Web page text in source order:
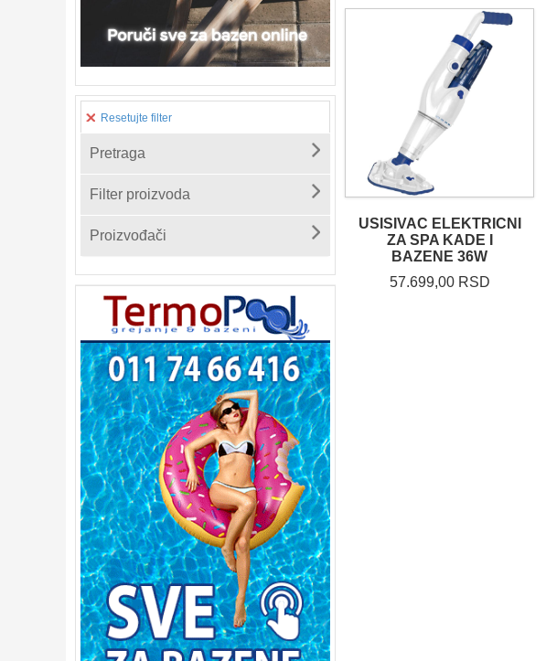
Resetujte filter
Pretraga
Filter proizvoda
Proizvođači
USISIVAC ELEKTRICNI
ZA SPA KADE I
BAZENE 36W
57.699,00 RSD